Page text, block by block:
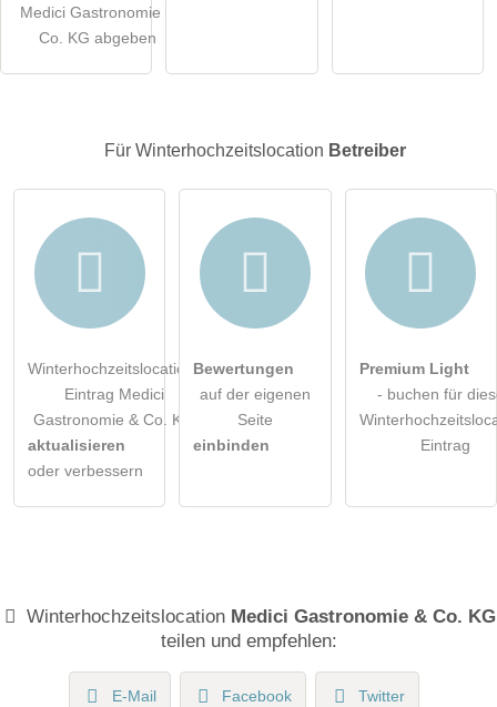
öffentliche Frage stellen
Hinweis:Bitte beachten Sie, öffentliche Fragen sindfür alle
Winterhochzeitslocation-Eintrag zu stellen .
Medici Gastronomie &
Co. KG abgeben
Für Winterhochzeitslocation Betreiber
Winterhochzeitslocation-
Eintrag Medici
Gastronomie & Co. KG
aktualisieren
oder verbessern
Bewertungen
auf der eigenen
Seite
einbinden
Premium Light
- buchen für
Eintrag
Winterhochzeitslocation Medici Gastronomie & Co. KG
teilen und empfehlen:
E-Mail Facebook Twitter